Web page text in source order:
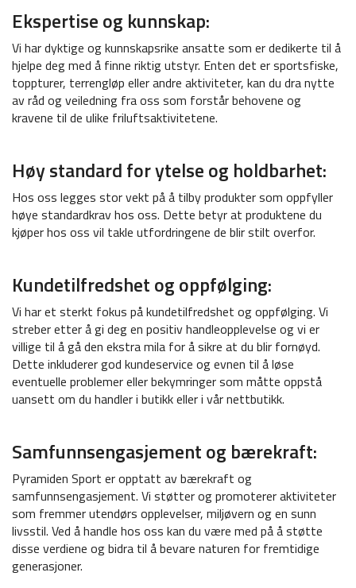
Ekspertise og kunnskap:
Vi har dyktige og kunnskapsrike ansatte som er dedikerte til å
hjelpe deg med å finne riktig utstyr. Enten det er sportsfiske,
toppturer, terrengløp eller andre aktiviteter, kan du dra nytte
av råd og veiledning fra oss som forstår behovene og
kravene til de ulike friluftsaktivitetene.
Høy standard for ytelse og holdbarhet:
Hos oss legges stor vekt på å tilby produkter som oppfyller
høye standardkrav hos oss. Dette betyrat produktene du
kjøper hos oss vil takle utfordringene de blir stilt overfor.
Kundetilfredshet og oppfølging:
Vi har et sterkt fokus på kundetilfredshet og oppfølging. Vi
streber etter å gi deg en positiv handleopplevelse og vi er
villige til å gå den ekstra mila for å sikre at du blir fornøyd.
Dette inkluderer god kundeservice og evnen til å løse
eventuelle problemer eller bekymringer som måtte oppstå
uansett om du handler i butikk eller i vår nettbutikk.
Samfunnsengasjement og bærekraft:
Pyramiden Sport er opptatt av bærekraft og
samfunnsengasjement. Vi støtter og promoterer aktiviteter
som fremmer utendørs opplevelser, miljøvern og en sunn
livsstil. Ved å handle hos oss kan du være med på å støtte
disse verdiene og bidra til å bevare naturen for fremtidige
generasjoner.